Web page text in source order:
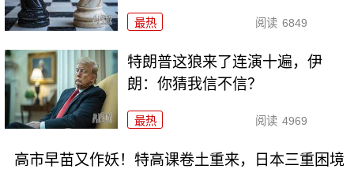
最热 阅读 6849
特朗普这狼来了连演十遍，伊
朗：你猜我信不信？
最热 阅读 4969
高市早苗又作妖！特高课卷土重来，日本三重困境